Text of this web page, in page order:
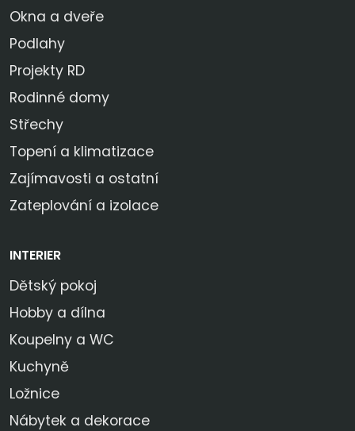
Okna a dveře
Podlahy
Projekty RD
Rodinné domy
Střechy
Topení a klimatizace
Zajímavosti a ostatní
Zateplování a izolace
INTERIER
Dětský pokoj
Hobby a dílna
Koupelny a WC
Kuchyně
Ložnice
Nábytek a dekorace